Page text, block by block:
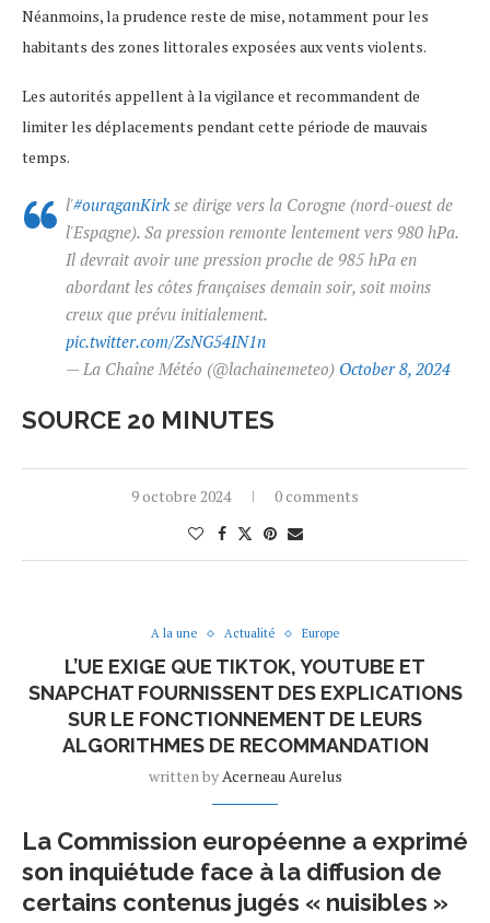
Néanmoins, la prudence reste de mise, notamment pour les
habitants des zones littorales exposées aux vents violents.
Les autorités appellent à la vigilance et recommandent de
limiter les déplacements pendant cette période de mauvais
temps.
l'#ouraganKirk se dirige vers la Corogne (nord-ouest de
l'Espagne). Sa pression remonte lentement vers 980 hPa.
Il devrait avoir une pression proche de 985 hPa en
abordant les côtes françaises demain soir, soit moins
creux que prévu initialement.
pic.twitter.com/ZsNG54IN1n
— La Chaîne Météo (@lachainemeteo) October 8, 2024
SOURCE 20 MINUTES
9 octobre 2024 0 comments
A la une Actualité Europe
L’UE EXIGE QUE TIKTOK, YOUTUBE ET
SNAPCHAT FOURNISSENT DES EXPLICATIONS
SUR LE FONCTIONNEMENT DE LEURS
ALGORITHMES DE RECOMMANDATION
written byAcerneau Aurelus
La Commission européenne a exprimé
son inquiétude face à la diffusion de
certains contenus jugés « nuisibles »